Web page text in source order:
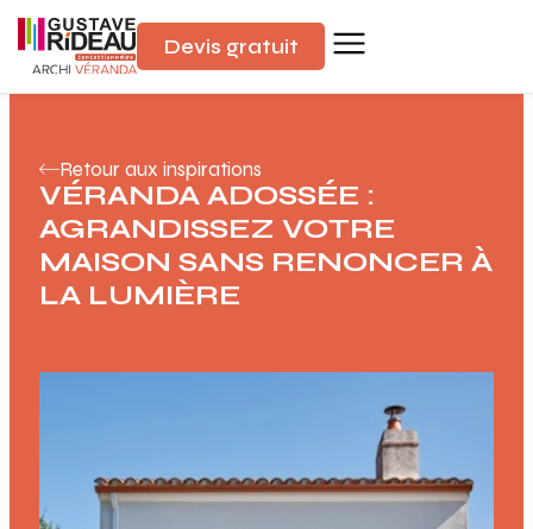
Devis gratuit
Retour aux inspirations
VÉRANDA ADOSSÉE :
AGRANDISSEZ VOTRE
MAISON SANS RENONCER À
LA LUMIÈRE